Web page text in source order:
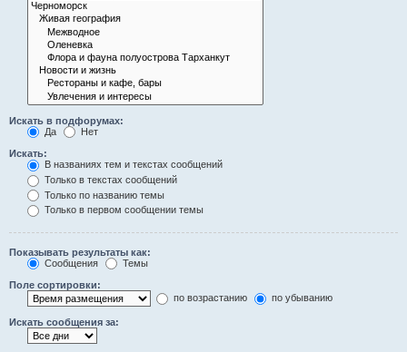
Искать в подфорумах:
Да
Нет
Искать:
В названиях тем и текстах сообщений
Только в текстах сообщений
Только по названию темы
Только в первом сообщении темы
Показывать результаты как:
Сообщения
Темы
Поле сортировки:
по возрастанию
по убыванию
Искать сообщения за: